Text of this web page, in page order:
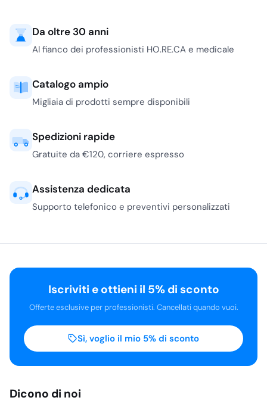
Da oltre 30 anni
Al fianco dei professionisti HO.RE.CA e medicale
Catalogo ampio
Migliaia di prodotti sempre disponibili
Spedizioni rapide
Gratuite da €120, corriere espresso
Assistenza dedicata
Supporto telefonico e preventivi personalizzati
Dicono di noi
Iscriviti e ottieni il 5% di sconto
Offerte esclusive per professionisti. Cancellati quando vuoi.
Sì, voglio il mio 5% di sconto